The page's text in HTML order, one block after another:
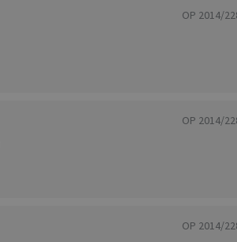
OP 2014/
OP 2014/
OP 2014/